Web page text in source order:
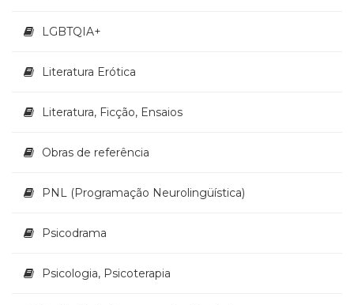
LGBTQIA+
Literatura Erótica
Literatura, Ficção, Ensaios
Obras de referência
PNL (Programação Neurolingüística)
Psicodrama
Psicologia, Psicoterapia